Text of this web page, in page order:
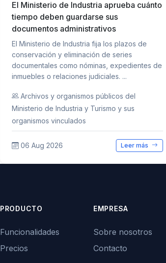
El Ministerio de Industria aprueba cuánto
tiempo deben guardarse sus
documentos administrativos
El Ministerio de Industria fija los plazos de
conservación y eliminación de series
documentales como nóminas, expedientes de
inmuebles o relaciones judiciales. ...
Archivos y organismos públicos del
Ministerio de Industria y Turismo y sus
organismos vinculados
06 Aug 2026 Leer más
PRODUCTO
Funcionalidades
Precios
EMPRESA
Sobre nosotros
Contacto